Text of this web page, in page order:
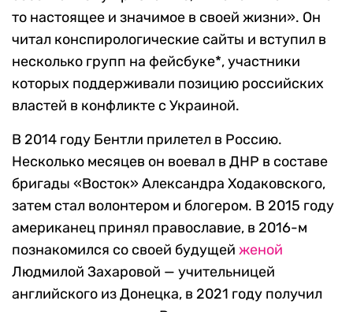
то настоящее и значимое в своей жизни». Он
читал конспирологические сайты и вступил в
несколько групп на фейсбуке*, участники
которых поддерживали позицию российских
властей в конфликте с Украиной.
В 2014 году Бентли прилетел в Россию.
Несколько месяцев он воевал в ДНР в составе
бригады «Восток» Александра Ходаковского,
затем стал волонтером и блогером. В 2015 году
американец принял православие, в 2016-м
познакомился со своей будущей женой
Людмилой Захаровой — учительницей
английского из Донецка, в 2021 году получил